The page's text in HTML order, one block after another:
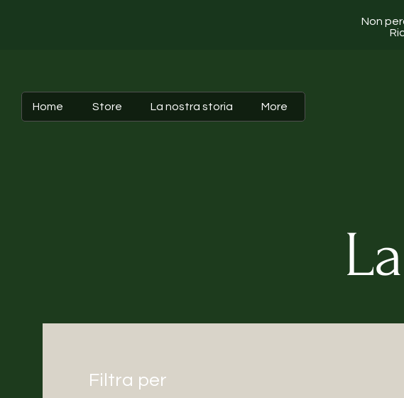
Non
Home Store La nostra storia More
Filtra per